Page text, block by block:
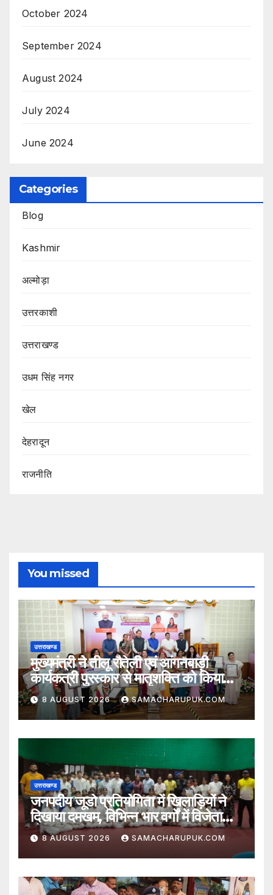
October 2024
September 2024
August 2024
July 2024
June 2024
Categories
Blog
Kashmir
अल्मोड़ा
उत्तरकाशी
उत्तराखण्ड
उधम सिंह नगर
खेल
देहरादून
राजनीति
You missed
उत्तराखण्ड
मुख्यमंत्री ने तीलू रौतेली एवं आंगनबाड़ी
कार्यकत्री पुरस्कार से मातृशक्ति को किया
सम्मानित
8 AUGUST 2026 SAMACHARUPUK.COM
उत्तराखण्ड
जनपदीय जूडो प्रतियोगिता में खिलाड़ियों ने
दिखाया दमखम, विभिन्न भार वर्गों में विजेता
घोषित
8 AUGUST 2026 SAMACHARUPUK.COM